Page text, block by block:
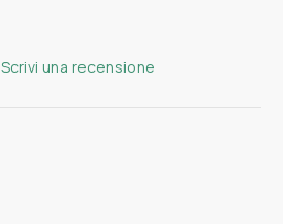
Scrivi una recensione